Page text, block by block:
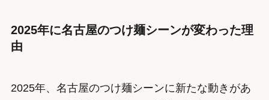
2025年に名古屋のつけ麺シーンが変わった理
由
2025年、名古屋のつけ麺シーンに新たな動きがあ